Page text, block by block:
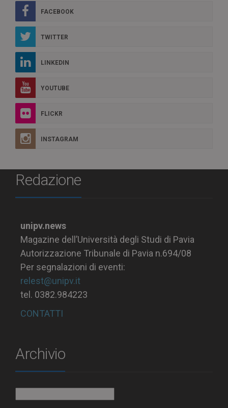
FACEBOOK
TWITTER
LINKEDIN
YOUTUBE
FLICKR
INSTAGRAM
Redazione
unipv.news
Magazine dell’Università degli Studi di Pavia
Autorizzazione Tribunale di Pavia n.694/08
Per segnalazioni di eventi:
relest@unipv.it
tel. 0382.984223
CONTATTI
Archivio